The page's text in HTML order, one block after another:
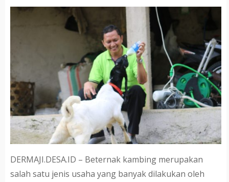
DERMAJI.DESA.ID – Beternak kambing merupakan
salah satu jenis usaha yang banyak dilakukan oleh